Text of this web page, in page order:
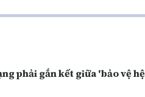
phải gắn kết giữa 'bảo vệ